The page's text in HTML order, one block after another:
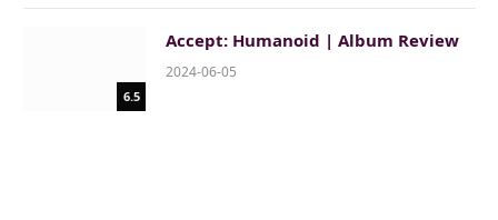
6.5
Accept: Humanoid | Album Review
2024-06-05